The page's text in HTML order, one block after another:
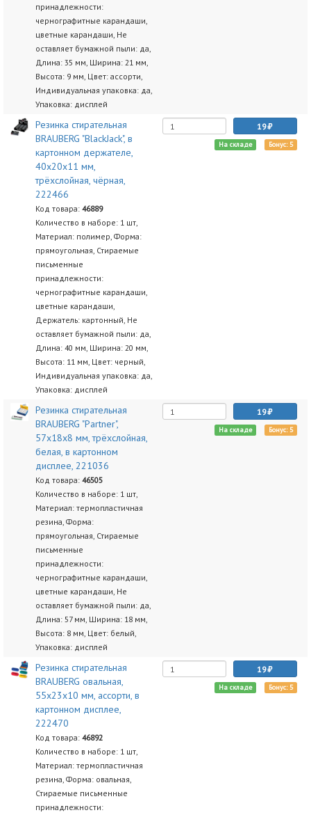
принадлежности:
чернографитные карандаши,
цветные карандаши, Не
оставляет бумажной пыли: да,
Длина: 35 мм, Ширина: 21 мм,
Высота: 9 мм, Цвет: ассорти,
Индивидуальная упаковка: да,
Упаковка: дисплей
Резинка стирательная
BRAUBERG "BlackJack", в
картонном держателе,
40х20х11 мм,
трёхслойная, чёрная,
222466
Код товара: 46889
Количество в наборе: 1 шт,
Материал: полимер, Форма:
прямоугольная, Стираемые
письменные
принадлежности:
чернографитные карандаши,
цветные карандаши,
Держатель: картонный, Не
оставляет бумажной пыли: да,
Длина: 40 мм, Ширина: 20 мм,
Высота: 11 мм, Цвет: черный,
Индивидуальная упаковка: да,
Упаковка: дисплей
19
На складе Бонус: 5
Резинка стирательная
BRAUBERG "Partner",
57х18х8 мм, трёхслойная,
белая, в картонном
дисплее, 221036
Код товара: 46505
Количество в наборе: 1 шт,
Материал: термопластичная
резина, Форма:
прямоугольная, Стираемые
письменные
принадлежности:
чернографитные карандаши,
цветные карандаши, Не
оставляет бумажной пыли: да,
Длина: 57 мм, Ширина: 18 мм,
Высота: 8 мм, Цвет: белый,
Упаковка: дисплей
19
На складе Бонус: 5
Резинка стирательная
BRAUBERG овальная,
55х23х10 мм, ассорти, в
картонном дисплее,
222470
Код товара: 46892
Количество в наборе: 1 шт,
Материал: термопластичная
резина, Форма: овальная,
Стираемые письменные
принадлежности:
19
На складе Бонус: 5